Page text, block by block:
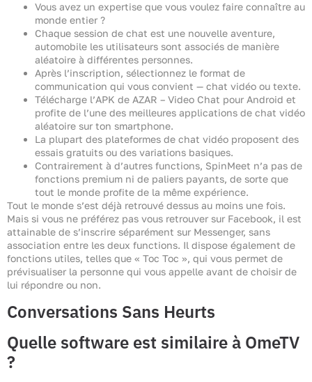
Vous avez un expertise que vous voulez faire connaître au
monde entier ?
Chaque session de chat est une nouvelle aventure,
automobile les utilisateurs sont associés de manière
aléatoire à différentes personnes.
Après l’inscription, sélectionnez le format de
communication qui vous convient — chat vidéo ou texte.
Télécharge l’APK de AZAR – Video Chat pour Android et
profite de l’une des meilleures applications de chat vidéo
aléatoire sur ton smartphone.
La plupart des plateformes de chat vidéo proposent des
essais gratuits ou des variations basiques.
Contrairement à d’autres functions, SpinMeet n’a pas de
fonctions premium ni de paliers payants, de sorte que
tout le monde profite de la même expérience.
Tout le monde s’est déjà retrouvé dessus au moins une fois.
Mais si vous ne préférez pas vous retrouver sur Facebook, il est
attainable de s’inscrire séparément sur Messenger, sans
association entre les deux functions. Il dispose également de
fonctions utiles, telles que « Toc Toc », qui vous permet de
prévisualiser la personne qui vous appelle avant de choisir de
lui répondre ou non.
Conversations Sans Heurts
Quelle software est similaire à OmeTV
?